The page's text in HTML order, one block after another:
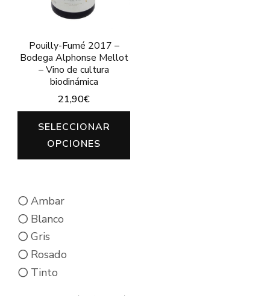
Pouilly-Fumé 2017 –
Bodega Alphonse Mellot
– Vino de cultura
biodinámica
21,90€
SELECCIONAR
OPCIONES
tiene
Ambar
Blanco
Gris
Rosado
Tinto